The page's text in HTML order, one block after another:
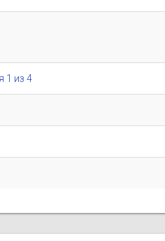
1 из 4